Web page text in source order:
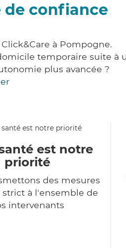
de confiance
à Pompogne.
temporaire suite à
plus avancée ?
est notre
priorité
des mesures
à l'ensemble de
intervenants